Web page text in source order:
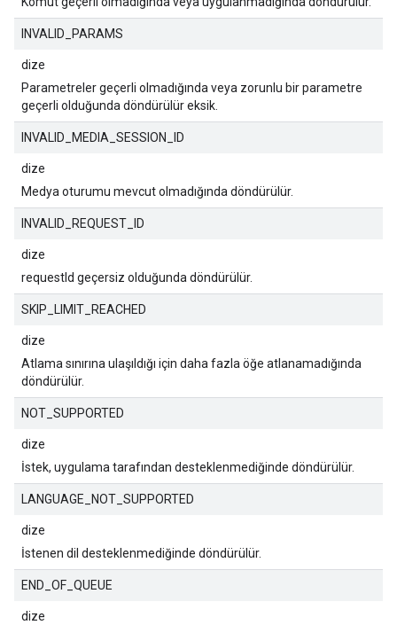
INVALID_PARAMS
dize
Parametreler geçerli olmadığında veya zorunlu bir parametre
geçerli olduğunda döndürülür eksik.
INVALID_MEDIA_SESSION_ID
dize
Medya oturumu mevcut olmadığında döndürülür.
INVALID_REQUEST_ID
dize
requestId geçersiz olduğunda döndürülür.
SKIP_LIMIT_REACHED
dize
Atlama sınırına ulaşıldığı için daha fazla öğe atlanamadığında
döndürülür.
NOT_SUPPORTED
dize
İstek, uygulama tarafından desteklenmediğinde döndürülür.
LANGUAGE_NOT_SUPPORTED
dize
İstenen dil desteklenmediğinde döndürülür.
END_OF_QUEUE
dize